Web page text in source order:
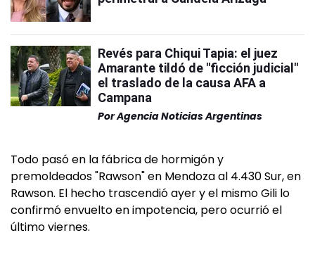
Revés para Chiqui Tapia: el juez
Amarante tildó de "ficción judicial"
el traslado de la causa AFA a
Campana
PorAgencia Noticias Argentinas
Todo pasó en la fábrica de hormigón y
premoldeados "Rawson" en Mendoza al 4.430 Sur, en
Rawson. El hecho trascendió ayer y el mismo Gili lo
confirmó envuelto en impotencia, pero ocurrió el
último viernes.